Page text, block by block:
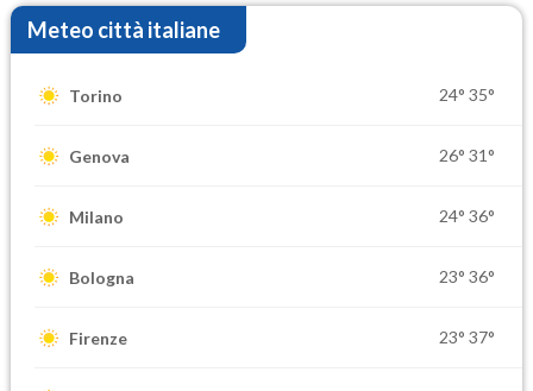
Meteo città italiane
Torino 24° 35°
Genova 26° 31°
Milano 24° 36°
Bologna 23° 36°
Firenze 23° 37°